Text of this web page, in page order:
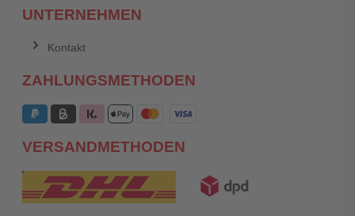
UNTERNEHMEN
Kontakt
ZAHLUNGSMETHODEN
VERSANDMETHODEN